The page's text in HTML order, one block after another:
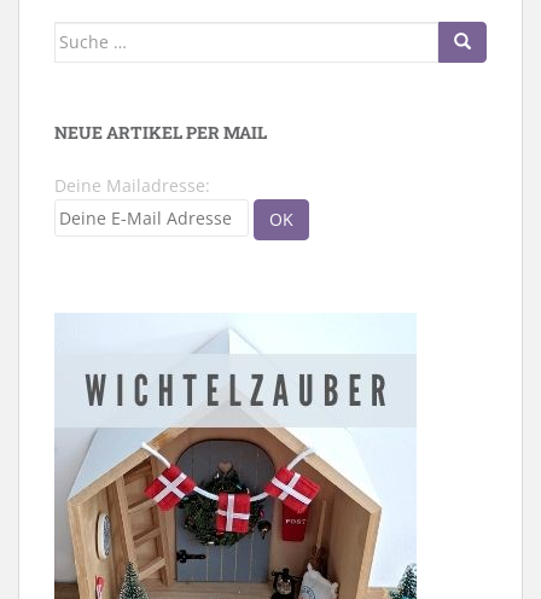
Suche
NEUE ARTIKEL PER MAIL
Deine Mailadresse: